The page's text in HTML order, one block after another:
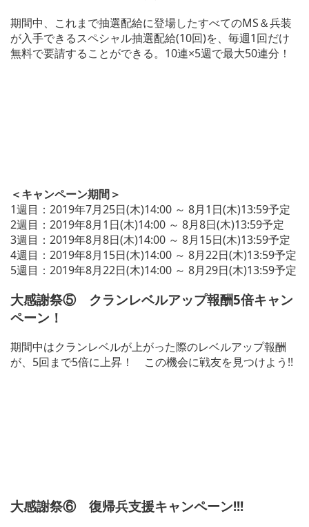
期間中、これまで抽選配給に登場したすべてのMS＆兵装
が入手できるスペシャル抽選配給(10回)を、毎週1回だけ
無料で要請することができる。10連×5週で最大50連分！
＜キャンペーン期間＞
1週目：2019年7月25日(木)14:00 ～ 8月1日(木)13:59予定
2週目：2019年8月1日(木)14:00 ～ 8月8日(木)13:59予定
3週目：2019年8月8日(木)14:00 ～ 8月15日(木)13:59予定
4週目：2019年8月15日(木)14:00 ～ 8月22日(木)13:59予定
5週目：2019年8月22日(木)14:00 ～ 8月29日(木)13:59予定
大感謝祭⑤ クランレベルアップ報酬5倍キャン
ペーン！
期間中はクランレベルが上がった際のレベルアップ報酬
が、5回まで5倍に上昇！ この機会に戦友を見つけよう!!
大感謝祭⑥ 復帰兵支援キャンペーン!!!